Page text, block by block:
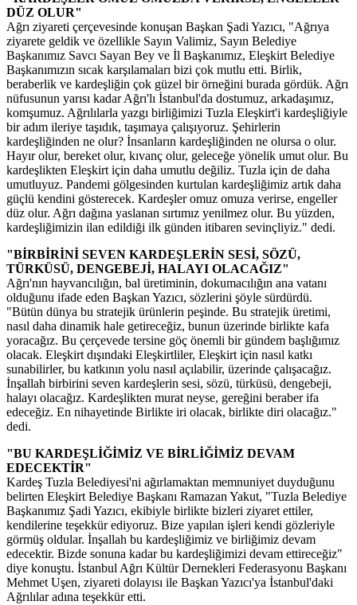
DÜZ OLUR"
Ağrı ziyareti çerçevesinde konuşan Başkan Şadi Yazıcı, "Ağrıya
ziyarete geldik ve özellikle Sayın Valimiz, Sayın Belediye
Başkanımız Savcı Sayan Bey ve İl Başkanımız, Eleşkirt Belediye
Başkanımızın sıcak karşılamaları bizi çok mutlu etti. Birlik,
beraberlik ve kardeşliğin çok güzel bir örneğini burada gördük. Ağrı
nüfusunun yarısı kadar Ağrı'lı İstanbul'da dostumuz, arkadaşımız,
komşumuz. Ağrılılarla yazgı birliğimizi Tuzla Eleşkirt'i kardeşliğiyle
bir adım ileriye taşıdık, taşımaya çalışıyoruz. Şehirlerin
kardeşliğinden ne olur? İnsanların kardeşliğinden ne olursa o olur.
Hayır olur, bereket olur, kıvanç olur, geleceğe yönelik umut olur. Bu
kardeşlikten Eleşkirt için daha umutlu değiliz. Tuzla için de daha
umutluyuz. Pandemi gölgesinden kurtulan kardeşliğimiz artık daha
güçlü kendini gösterecek. Kardeşler omuz omuza verirse, engeller
düz olur. Ağrı dağına yaslanan sırtımız yenilmez olur. Bu yüzden,
kardeşliğimizin ilan edildiği ilk günden itibaren sevinçliyiz." dedi.
"BİRBİRİNİ SEVEN KARDEŞLERİN SESİ, SÖZÜ,
TÜRKÜSÜ, DENGEBEJİ, HALAYI OLACAĞIZ"
Ağrı'nın hayvancılığın, bal üretiminin, dokumacılığın ana vatanı
olduğunu ifade eden Başkan Yazıcı, sözlerini şöyle sürdürdü.
"Bütün dünya bu stratejik ürünlerin peşinde. Bu stratejik üretimi,
nasıl daha dinamik hale getireceğiz, bunun üzerinde birlikte kafa
yoracağız. Bu çerçevede tersine göç önemli bir gündem başlığımız
olacak. Eleşkirt dışındaki Eleşkirtliler, Eleşkirt için nasıl katkı
sunabilirler, bu katkının yolu nasıl açılabilir, üzerinde çalışacağız.
İnşallah birbirini seven kardeşlerin sesi, sözü, türküsü, dengebeji,
halayı olacağız. Kardeşlikten murat neyse, gereğini beraber ifa
edeceğiz. En nihayetinde Birlikte iri olacak, birlikte diri olacağız."
dedi.
"BU KARDEŞLİĞİMİZ VE BİRLİĞİMİZ DEVAM
EDECEKTİR"
Kardeş Tuzla Belediyesi'ni ağırlamaktan memnuniyet duyduğunu
belirten Eleşkirt Belediye Başkanı Ramazan Yakut, "Tuzla Belediye
Başkanımız Şadi Yazıcı, ekibiyle birlikte bizleri ziyaret ettiler,
kendilerine teşekkür ediyoruz. Bize yapılan işleri kendi gözleriyle
görmüş oldular. İnşallah bu kardeşliğimiz ve birliğimiz devam
edecektir. Bizde sonuna kadar bu kardeşliğimizi devam ettireceğiz"
diye konuştu. İstanbul Ağrı Kültür Dernekleri Federasyonu Başkanı
Mehmet Uşen, ziyareti dolayısı ile Başkan Yazıcı'ya İstanbul'daki
Ağrılılar adına teşekkür etti.